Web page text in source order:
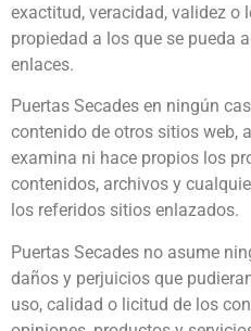
exactitud, veracidad, validez o
propiedad a los que se pueda
enlaces.
Puertas Secades en ningún
contenido de otros sitios web,
examina ni hace propios los
contenidos, archivos y
los referidos sitios enlazados.
Puertas Secades no asume
daños y perjuicios que
uso, calidad o licitud de los